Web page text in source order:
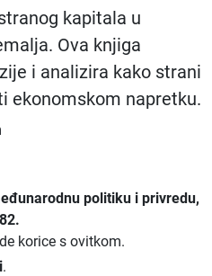
kapitala u
Ova knjiga
i analizira kako strani
ekonomskom napretku.
politiku i privredu,
korice s ovitkom.
.